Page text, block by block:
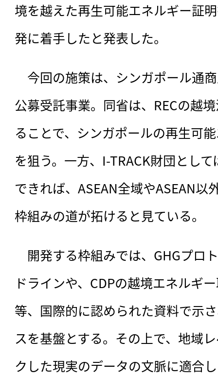
境を越えた再生可能エネルギー証
発に着手したと発表した。
今回の施策は、 シンガポール通
公募受託事業。同省は、RECの越
ることで、シンガポールの再生可
を狙う。一方、I-TRACK財団とし
できれば、ASEAN全域やASEAN以
枠組みの道が拓けると見ている。
開発する枠組みでは、GHGプロ
ドラインや、CDPの越境エネルギ
等、国際的に認められた資料で示
スを基盤とする。その上で、地域
クした現実のデータの文脈に適合